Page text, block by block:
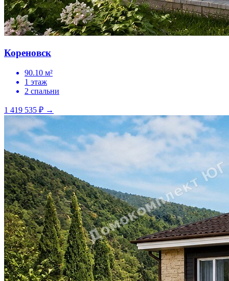
Кореновск
90.10 м²
1 этаж
2 спальни
1 419 535 ₽ →